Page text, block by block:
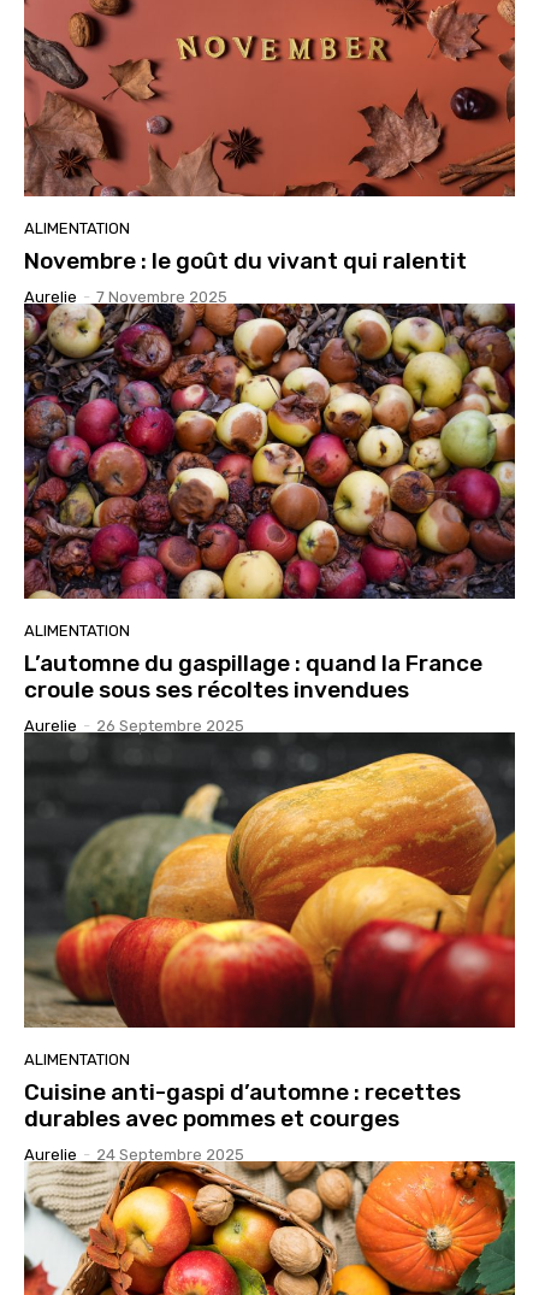
ALIMENTATION
Novembre : le goût du vivant qui ralentit
Aurelie - 7 Novembre 2025
ALIMENTATION
L’automne du gaspillage : quand la France
croule sous ses récoltes invendues
Aurelie - 26 Septembre 2025
ALIMENTATION
Cuisine anti-gaspi d’automne : recettes
durables avec pommes et courges
Aurelie - 24 Septembre 2025